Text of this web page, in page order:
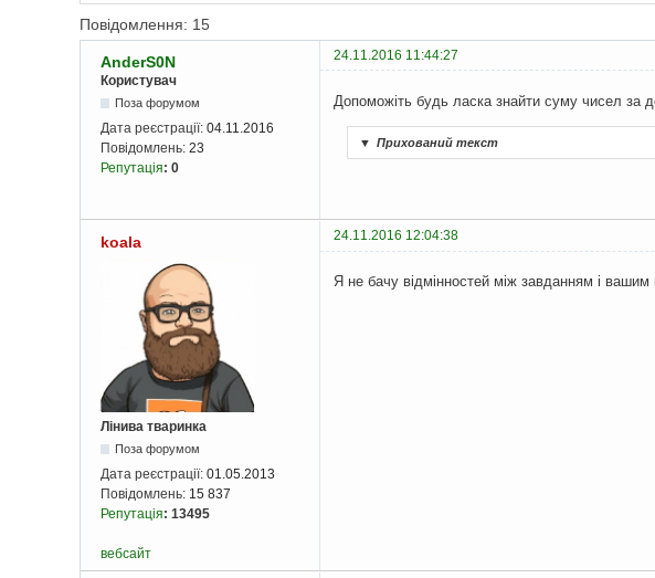
Повідомлення: 15
AnderS0N
24.11.2016 11:44:27
Користувач
Поза форумом
Дата реєстрації: 04.11.2016
Повідомлень: 23
Репутація: 0
Допоможіть будь ласка знайти суму чисел за
▼ Прихований текст
koala 24.11.2016 12:04:38
Лінива тваринка
Поза форумом
Дата реєстрації: 01.05.2013
Повідомлень: 15 837
Репутація: 13495
Я не бачу відмінностей між завданням і
вебсайт